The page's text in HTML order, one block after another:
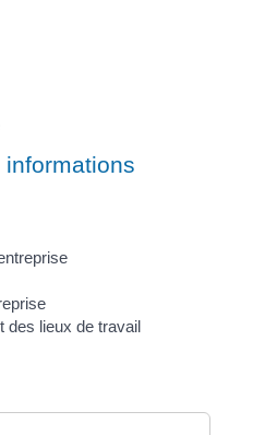
des lieux de travail